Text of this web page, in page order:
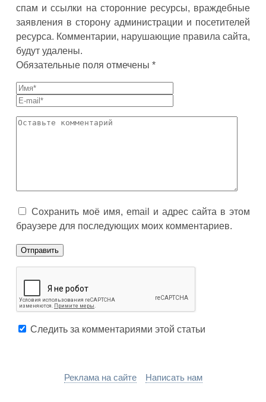
спам и ссылки на сторонние ресурсы, враждебные
заявления в сторону администрации и посетителей
ресурса. Комментарии, нарушающие правила сайта,
будут удалены.
Обязательные поля отмечены *
Сохранить моё имя, email и адрес сайта в этом
браузере для последующих моих комментариев.
Следить за комментариями этой статьи
Реклама на сайте Написать нам